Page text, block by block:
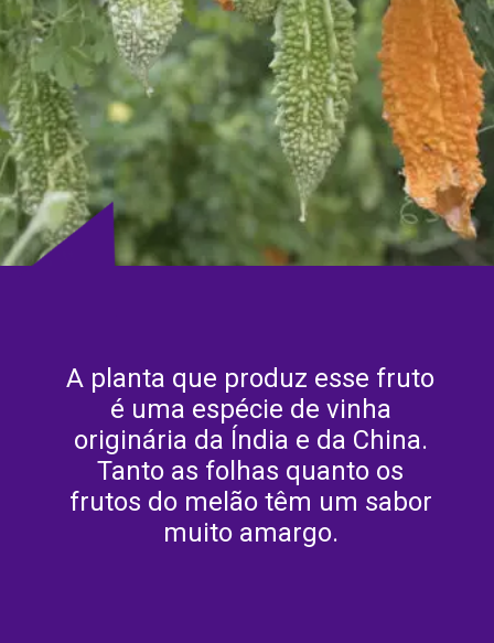
A planta que produz esse fruto
é uma espécie de vinha
originária da Índia e da China.
Tanto as folhas quanto os
frutos do melão têm um sabor
muito amargo.